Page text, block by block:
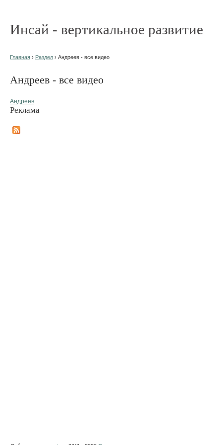
Инсай - вертикальное развитие
Главная › Раздел › Андреев - все видео
Андреев - все видео
Андреев
Реклама